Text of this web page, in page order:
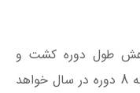
فاز 3 باعث کاهش طول دوره کشت و
افزایش تعداد دفعات دوره کشت از 6 به 8 دوره در سال خواهد